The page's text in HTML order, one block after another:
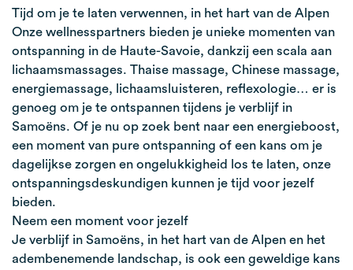
Tijd om je te laten verwennen, in het hart van de Alpen
Onze wellnesspartners bieden je unieke momenten van
ontspanning in de Haute-Savoie, dankzij een scala aan
lichaamsmassages. Thaise massage, Chinese massage,
energiemassage, lichaamsluisteren, reflexologie… er is
genoeg om je te ontspannen tijdens je verblijf in
Samoëns. Of je nu op zoek bent naar een energieboost,
een moment van pure ontspanning of een kans om je
dagelijkse zorgen en ongelukkigheid los te laten, onze
ontspanningsdeskundigen kunnen je tijd voor jezelf
bieden.
Neem een moment voor jezelf
Je verblijf in Samoëns, in het hart van de Alpen en het
adembenemende landschap, is ook een geweldige kans